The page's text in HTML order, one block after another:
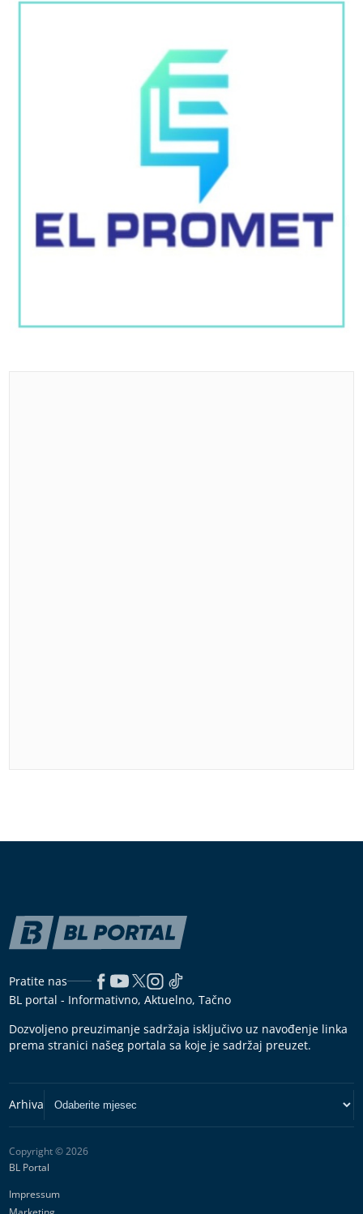
Pratite nas
BL portal - Informativno, Aktuelno, Tačno
Dozvoljeno preuzimanje sadržaja isključivo uz navođenje linka
prema stranici našeg portala sa koje je sadržaj preuzet.
Copyright © 2026
BL Portal
Impressum